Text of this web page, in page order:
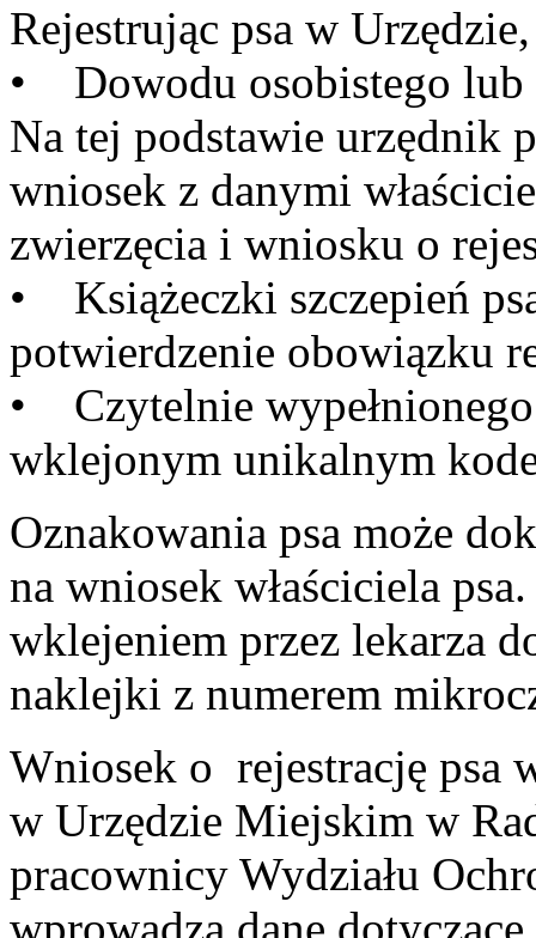
Rejestrując psa w
• Dowodu osobistego lub
Na tej podstawie urzędnik
wniosek z danymi
zwierzęcia i wniosku o
• Książeczki szczepień
potwierdzenie obowiązku
• Czytelnie
wklejonym unikalnym
Oznakowania psa może
na wniosek właściciela
wklejeniem przez lekarza
naklejki z numerem
Wniosek o rejestrację psa
w Urzędzie Miejskim w
pracownicy Wydziału
wprowadzą dane